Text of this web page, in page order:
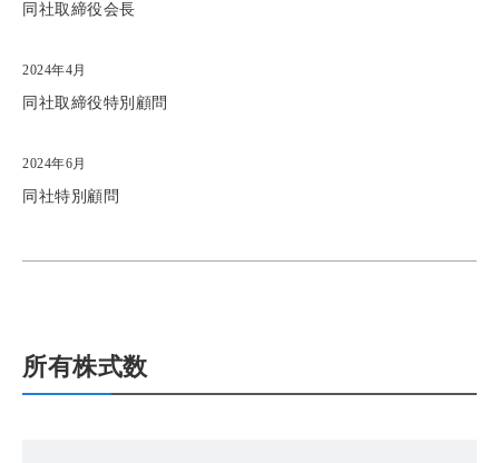
同社取締役会長
2024年4月
同社取締役特別顧問
2024年6月
同社特別顧問
所有株式数